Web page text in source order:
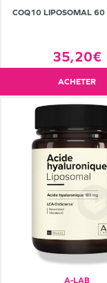
COQ10 LIPOSOMAL 60
35,20€
ACHETER
A-LAB